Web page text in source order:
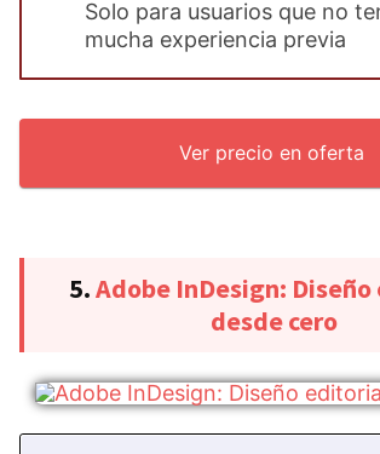
Solo para usuarios que no
mucha experiencia previa
Ver precio en oferta
5.Adobe InDesign:
desde cero